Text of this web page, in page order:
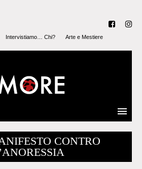
Intervistiamo… Chi?
Arte e Mestiere
CONTRO